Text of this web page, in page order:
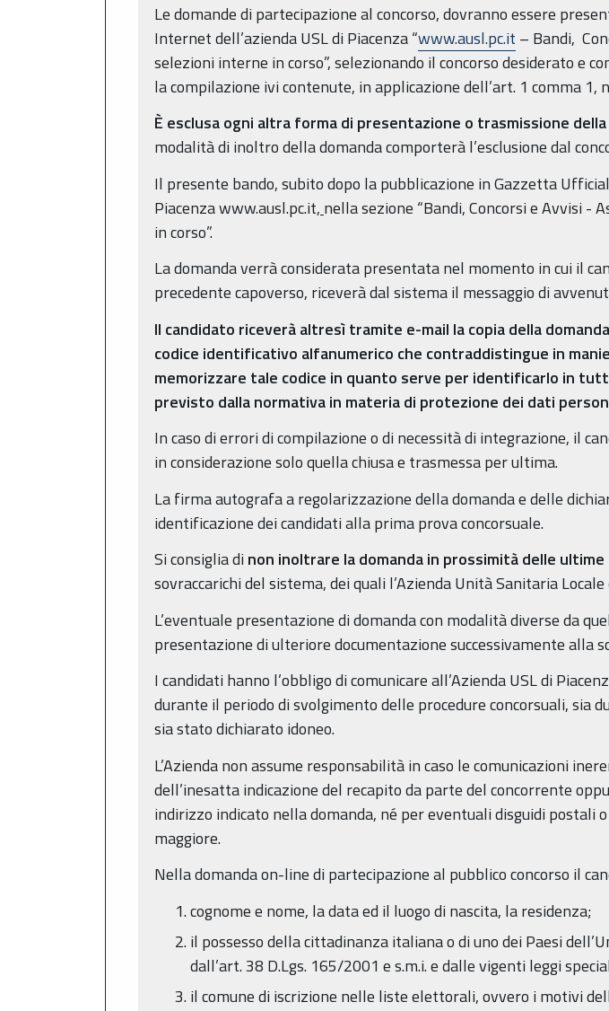
Le domande di partecipazione al concorso, dovranno essere
Internet dell’azienda USL di Piacenza “www.ausl.pc.it – Bandi,
selezioni interne in corso”, selezionando il concorso desiderato e
la compilazione ivi contenute, in applicazione dell’art. 1 comma 1,
È esclusa ogni altra forma di presentazione o trasmissione
modalità di inoltro della domanda comporterà l’esclusione dal
Il presente bando, subito dopo la pubblicazione in Gazzetta
Piacenza www.ausl.pc.it, nella sezione “Bandi, Concorsi e Avvisi -
in corso”.
La domanda verrà considerata presentata nel momento in cui il
precedente capoverso, riceverà dal sistema il messaggio di
Il candidato riceverà altresì tramite e-mail la copia della
codice identificativo alfanumerico che contraddistingue in
memorizzare tale codice in quanto serve per identificarlo in
previsto dalla normativa in materia di protezione dei dati
In caso di errori di compilazione o di necessità di integrazione, il
in considerazione solo quella chiusa e trasmessa per ultima.
La firma autografa a regolarizzazione della domanda e delle
identificazione dei candidati alla prima prova concorsuale.
Si consiglia dinon inoltrare la domanda in prossimità delle
sovraccarichi del sistema, dei quali l’Azienda Unità Sanitaria
L’eventuale presentazione di domanda con modalità diverse da
presentazione di ulteriore documentazione successivamente alla
I candidati hanno l’obbligo di comunicare all’Azienda USL di
durante il periodo di svolgimento delle procedure concorsuali, sia
sia stato dichiarato idoneo.
L’Azienda non assume responsabilità in caso le comunicazioni
dell’inesatta indicazione del recapito da parte del concorrente
indirizzo indicato nella domanda, né per eventuali disguidi
maggiore.
Nella domanda on-line di partecipazione al pubblico concorso il
cognome e nome, la data ed il luogo di nascita, la residenza;
il possesso della cittadinanza italiana o di uno dei Paesi
dall’art. 38 D.Lgs. 165/2001 e s.m.i. e dalle vigenti leggi
il comune di iscrizione nelle liste elettorali, ovvero i motivi